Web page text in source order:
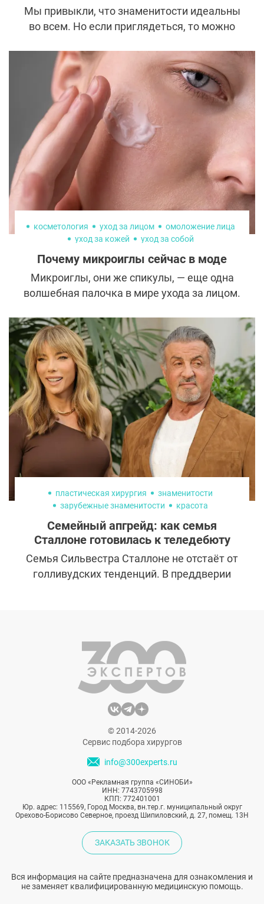
Мы привыкли, что знаменитости идеальны
во всем. Но если приглядеться, то можно
Например, неидеальные колени.
Рассказываем, кто из звезд не обращает
на это внимания, а также о способах
коррекции на случай, если вы не захотите
брать с них пример.
косметология уход за лицом
омоложение лица
уход за кожей
уход за собой
Почему микроиглы сейчас в моде
Микроиглы, они же спикулы, — еще одна
волшебная палочка в мире ухода за лицом.
буквально стирают с лица прожитые годы.
Чуть ли не каждая вторая девушка
протестировала средства со спикулами на
себе. Объясняем, чем они хороши и что они
умеют на самом деле.
пластическая хирургия
знаменитости
зарубежные знаменитости
красота
Семейный апгрейд: как семья
Сталлоне готовилась к теледебюту
Семья Сильвестра Сталлоне не отстаёт от
голливудских тенденций. В преддверии
внешности Сталлоне остаются довольно
деликатными и умеренными. Ниже мы
представили подробный разбор того, как
каждый из членов звёздного семейства
немного «освежил» себя перед камерой.
© 2014-2026
Сервис подбора хирургов
info@300experts.ru
ООО «Рекламная группа «СИНОБИ»
ИНН: 7743705998
КПП: 772401001
Юр. адрес: 115569, Город Москва, вн.тер.г. муниципальный округ
Орехово-Борисово Северное, проезд Шипиловский, д. 27, помещ. 13Н
ЗАКАЗАТЬ ЗВОНОК
Вся информация на сайте предназначена для ознакомления и
не заменяет квалифицированную медицинскую помощь.